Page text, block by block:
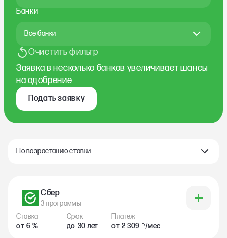
Банки
Все банки
Очистить фильтр
Заявка в несколько банков увеличивает шансы
на одобрение
Подать заявку
По возрастанию ставки
3 программы
Сбер
Ставка
от 6 %
Срок
до 30 лет
Платеж
от 2 309₽/мес